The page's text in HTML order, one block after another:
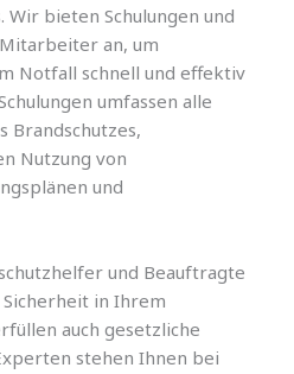
bieten Schulungen und
an, um
Notfall schnell und effektiv
umfassen alle
Brandschutzes,
Nutzung von
und
und Beauftragte
in Ihrem
auch gesetzliche
stehen Ihnen bei